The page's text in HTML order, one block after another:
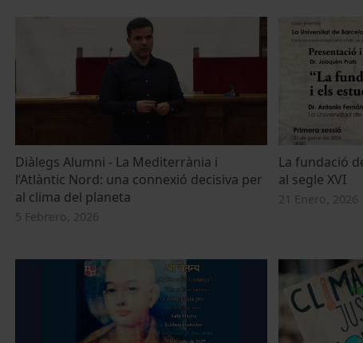
Diàlegs Alumni - La Mediterrània i
l’Atlàntic Nord: una connexió decisiva per
al clima del planeta
5 Febrero, 2026
La fundació
al segle XVI
21 Enero, 2026